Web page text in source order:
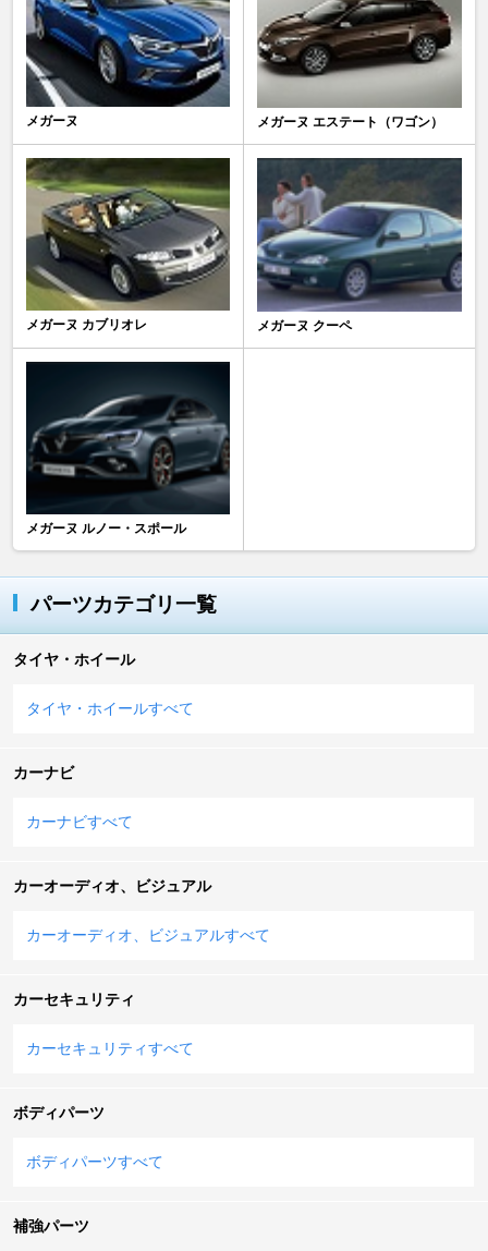
メガーヌ メガーヌ エステート（ワゴン）
メガーヌ カブリオレ メガーヌ クーペ
メガーヌ ルノー・スポール
パーツカテゴリ一覧
タイヤ・ホイール
タイヤ・ホイールすべて
カーナビ
カーナビすべて
カーオーディオ、ビジュアル
カーオーディオ、ビジュアルすべて
カーセキュリティ
カーセキュリティすべて
ボディパーツ
ボディパーツすべて
補強パーツ